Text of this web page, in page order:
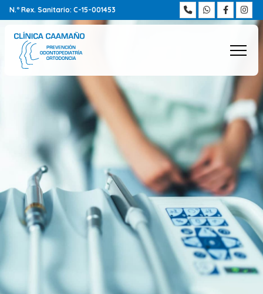
N.º Rex. Sanitario: C-15-001453